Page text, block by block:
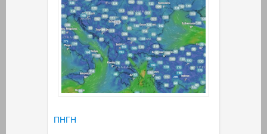
ΠΗΓΗ